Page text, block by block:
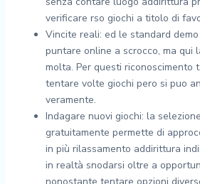
verificare rso giochi a titolo di
Vincite reali: ed le standard
puntare online a scrocco, ma qui
molta. Per questi riconoscimento
tentare volte giochi pero si puo
veramente.
Indagare nuovi giochi: la
gratuitamente permette di
in più rilassamento addirittura
in realtà snodarsi oltre a